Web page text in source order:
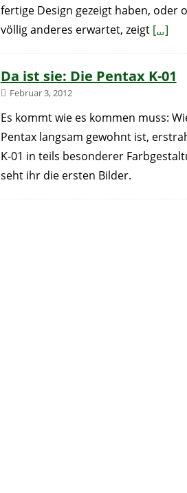
fertige Design gezeigt haben, oder
völlig anderes erwartet, zeigt […]
Da ist sie: Die Pentax K-01
Februar 3, 2012
Es kommt wie es kommen muss:
Pentax langsam gewohnt ist,
K-01 in teils besonderer
seht ihr die ersten Bilder.